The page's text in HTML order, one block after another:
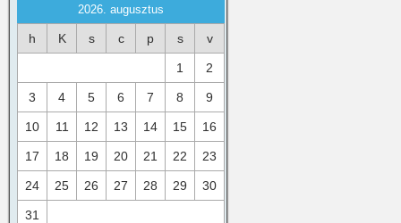
2026. augusztus
h K s c p s v
1 2
3 4 5 6 7 8 9
10 11 12 13 14 15 16
17 18 19 20 21 22 23
24 25 26 27 28 29 30
31